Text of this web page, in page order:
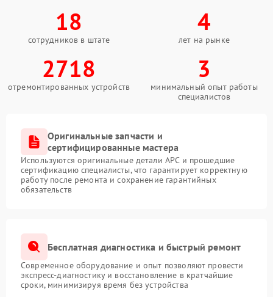
18
сотрудников в штате
4
лет на рынке
2718
отремонтированных устройств
3
минимальный опыт работы
специалистов
Оригинальные запчасти и
сертифицированные мастера
Используются оригинальные детали APC и прошедшие
сертификацию специалисты, что гарантирует корректную
работу после ремонта и сохранение гарантийных
обязательств
Бесплатная диагностика и быстрый ремонт
Современное оборудование и опыт позволяют провести
экспресс-диагностику и восстановление в кратчайшие
сроки, минимизируя время без устройства